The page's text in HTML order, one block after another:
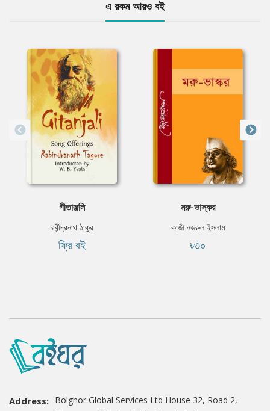
এ রকম আরও বই
গীতাঞ্জলি
রবীন্দ্রনাথ ঠাকুর
ফ্রি বই
মরু-ভাস্কর
কাজী নজরুল ইসলাম
৳৩০
Address: Boighor Global Services Ltd House 32, Road 2,